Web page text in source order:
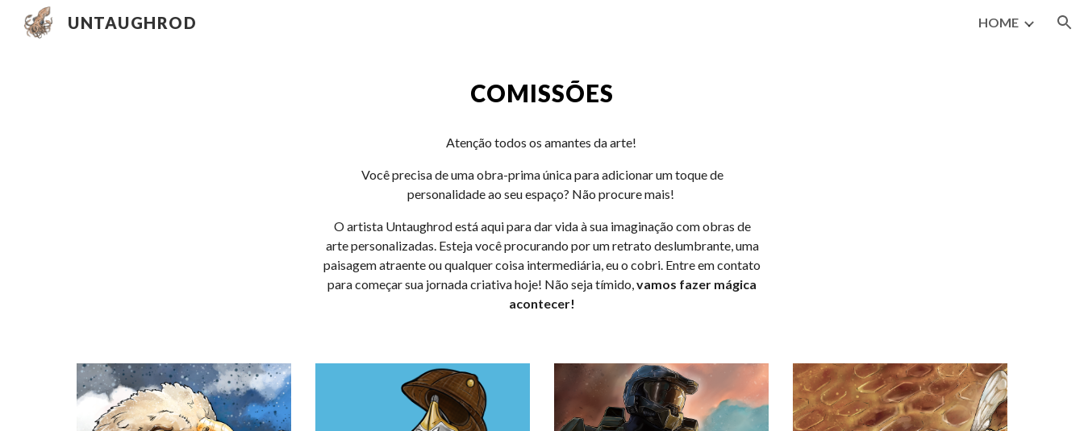
UNTAUGHROD HOME
COMISSÕES
Atenção todos os amantes da arte!
Você precisa de uma obra-prima única para adicionar um toque de
personalidade ao seu espaço? Não procure mais!
O artista Untaughrod está aqui para dar vida à sua imaginação com obras de
arte personalizadas. Esteja você procurando por um retrato deslumbrante, uma
paisagem atraente ou qualquer coisa intermediária, eu o cobri. Entre em contato
para começar sua jornada criativa hoje! Não seja tímido,vamos fazer mágica
acontecer!